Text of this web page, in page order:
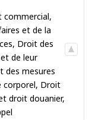
commercial,
et de la
, Droit des
de leur
des mesures
, Droit
droit douanier,